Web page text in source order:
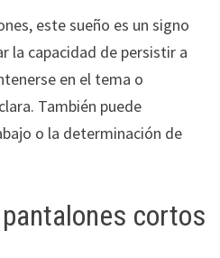
este sueño es un signo
la capacidad de persistir a
en el tema o
También puede
o la determinación de
cortos